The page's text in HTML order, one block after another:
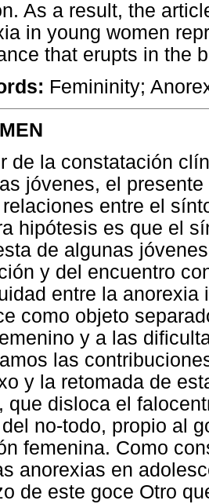
As a result, the
in young women
that erupts in the
Femininity;
de la constatación
jóvenes, el
entre el
hipótesis es que el
de algunas
y del encuentro
entre la
como objeto
y a las
las
y la retomada de
que disloca el
del no-todo, propio al
femenina. Como
anorexias en
de este goce Otro